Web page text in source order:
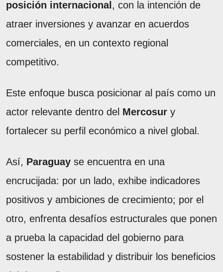
posición internacional , con la intención de
atraer inversiones y avanzar en acuerdos
comerciales, en un contexto regional
competitivo.
Este enfoque busca posicionar al país como un
actor relevante dentro del Mercosur y
fortalecer su perfil económico a nivel global.
Así, Paraguay se encuentra en una
encrucijada: por un lado, exhibe indicadores
positivos y ambiciones de crecimiento; por el
otro, enfrenta desafíos estructurales que ponen
a prueba la capacidad del gobierno para
sostener la estabilidad y distribuir los beneficios